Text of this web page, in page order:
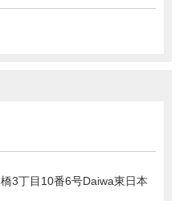
3丁目10番6号Daiwa東日本